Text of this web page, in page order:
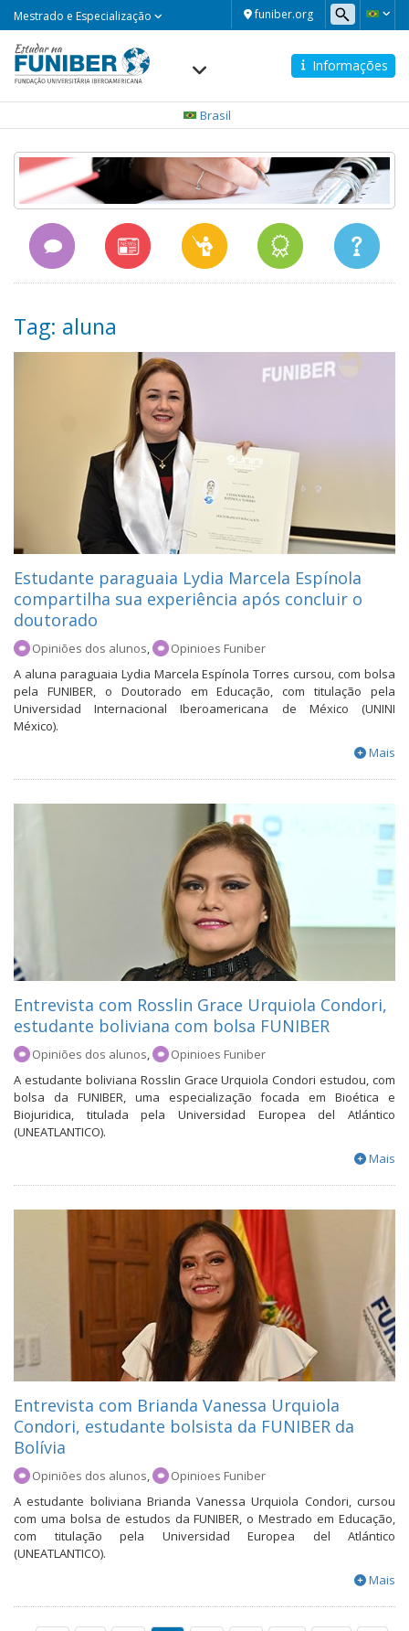
funiber.org
Mestrado e Especialização
Informações
Brasil
Tag: aluna
Estudante paraguaia Lydia Marcela Espínola
compartilha sua experiência após concluir o
doutorado
Opiniões dos alunos,
Opinioes Funiber
A aluna paraguaia Lydia Marcela Espínola Torres cursou, com bolsa
pela FUNIBER, o Doutorado em Educação, com titulação pela
Universidad Internacional Iberoamericana de México (UNINI
México).
Mais
Entrevista com Rosslin Grace Urquiola Condori,
estudante boliviana com bolsa FUNIBER
Opiniões dos alunos,
Opinioes Funiber
A estudante boliviana Rosslin Grace Urquiola Condori estudou, com
bolsa da FUNIBER, uma especialização focada em Bioética e
Biojuridica, titulada pela Universidad Europea del Atlántico
(UNEATLANTICO).
Mais
Entrevista com Brianda Vanessa Urquiola
Condori, estudante bolsista da FUNIBER da
Bolívia
Opiniões dos alunos,
Opinioes Funiber
A estudante boliviana Brianda Vanessa Urquiola Condori, cursou
com uma bolsa de estudos da FUNIBER, o Mestrado em Educação,
com titulação pela Universidad Europea del Atlántico
(UNEATLANTICO).
Mais